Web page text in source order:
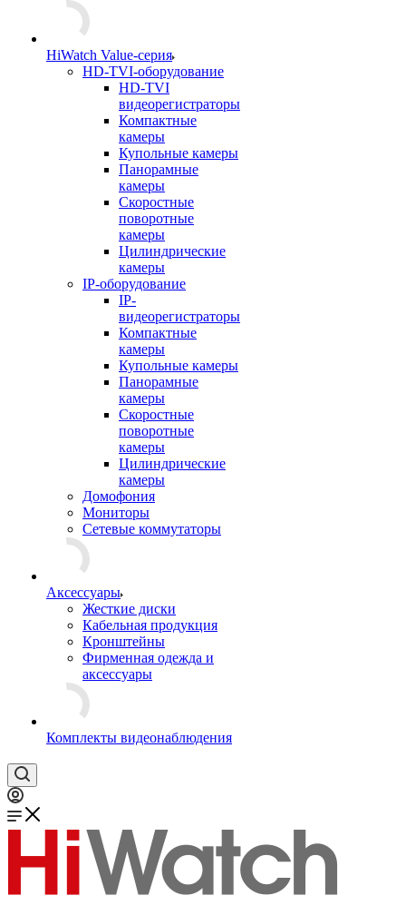
HiWatch Value-серия
HD-TVI-оборудование
HD-TVI
видеорегистраторы
Компактные
камеры
Купольные камеры
Панорамные
камеры
Скоростные
поворотные
камеры
Цилиндрические
камеры
IP-оборудование
IP-
видеорегистраторы
Компактные
камеры
Купольные камеры
Панорамные
камеры
Скоростные
поворотные
камеры
Цилиндрические
камеры
Домофония
Мониторы
Сетевые коммутаторы
Аксессуары
Жесткие диски
Кабельная продукция
Кронштейны
Фирменная одежда и
аксессуары
Комплекты видеонаблюдения